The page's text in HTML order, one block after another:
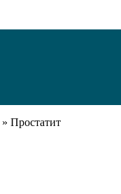
» Простатит